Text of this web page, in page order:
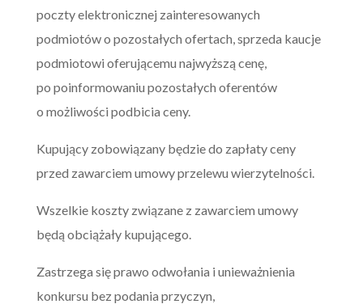
poczty elektronicznej zainteresowanych
podmiotów o pozostałych ofertach, sprzeda kaucje
podmiotowi oferującemu najwyższą cenę,
po poinformowaniu pozostałych oferentów
o możliwości podbicia ceny.
Kupujący zobowiązany będzie do zapłaty ceny
przed zawarciem umowy przelewu wierzytelności.
Wszelkie koszty związane z zawarciem umowy
będą obciążały kupującego.
Zastrzega się prawo odwołania i unieważnienia
konkursu bez podania przyczyn,